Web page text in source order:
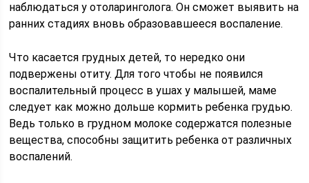
наблюдаться у отоларинголога. Он сможет выявить на
ранних стадиях вновь образовавшееся воспаление.
Что касается грудных детей, то нередко они
подвержены отиту. Для того чтобы не появился
воспалительный процесс в ушах у малышей, маме
следует как можно дольше кормить ребенка грудью.
Ведь только в грудном молоке содержатся полезные
вещества, способны защитить ребенка от различных
воспалений.